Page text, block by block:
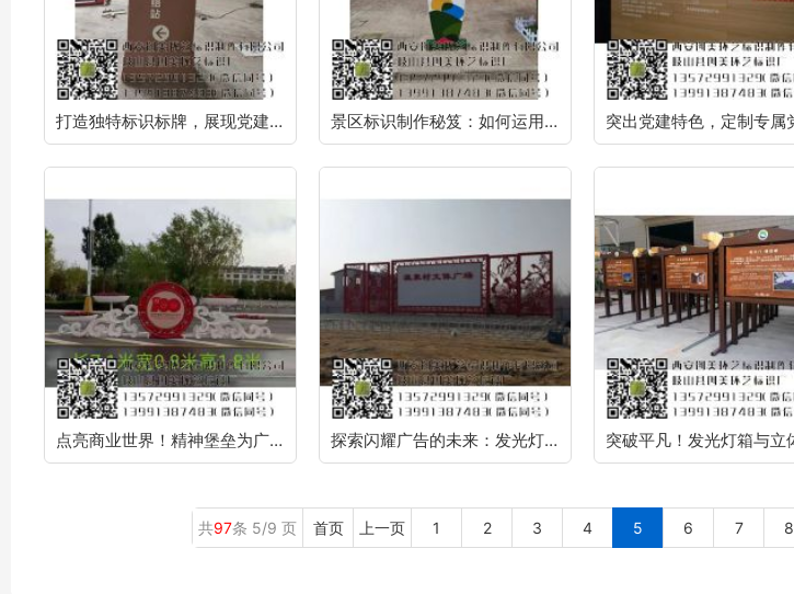
打造独特标识标牌，展现党建价值观 景区标识制作秘笈：如何运用创意打造品牌标志？
点亮商业世界！精神堡垒为广告标识注入新活力 探索闪耀广告的未来：发光灯箱和立体字
共97条 5/9 页 首页 上一页 1 2 3 4 5 6 7 8